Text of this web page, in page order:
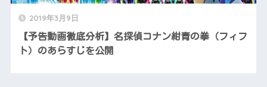
2019年3月9日
【予告動画徹底分析】名探偵コナン紺青の拳（フィフ
ト）のあらすじを公開